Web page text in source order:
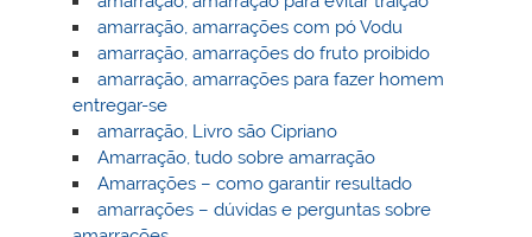
amarração, amarrações com pó Vodu
amarração, amarrações do fruto proibido
amarração, amarrações para fazer homem
entregar-se
amarração, Livro são Cipriano
Amarração, tudo sobre amarração
Amarrações – como garantir resultado
amarrações – dúvidas e perguntas sobre